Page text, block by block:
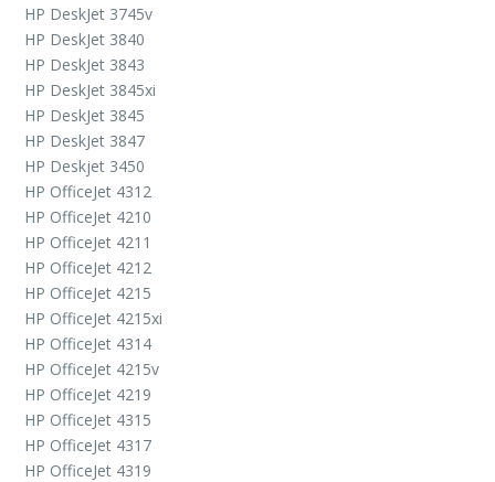
HP DeskJet 3745v
HP DeskJet 3840
HP DeskJet 3843
HP DeskJet 3845xi
HP DeskJet 3845
HP DeskJet 3847
HP Deskjet 3450
HP OfficeJet 4312
HP OfficeJet 4210
HP OfficeJet 4211
HP OfficeJet 4212
HP OfficeJet 4215
HP OfficeJet 4215xi
HP OfficeJet 4314
HP OfficeJet 4215v
HP OfficeJet 4219
HP OfficeJet 4315
HP OfficeJet 4317
HP OfficeJet 4319